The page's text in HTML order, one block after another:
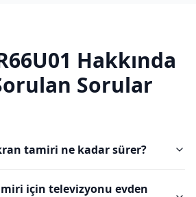
Hakkında
Sorular
tamiri ne kadar sürer?
için televizyonu evden